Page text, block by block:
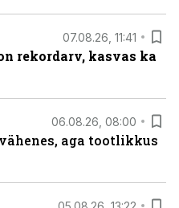
07.08.26, 11:41
rekordarv, kasvas ka
06.08.26, 08:00
aga tootlikkus